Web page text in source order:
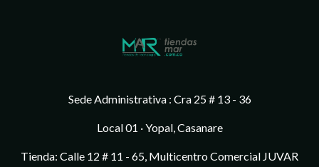
Sede Administrativa : Cra 25 # 13 - 36
Local 01 · Yopal, Casanare
Tienda: Calle 12 # 11 - 65, Multicentro Comercial JUVAR